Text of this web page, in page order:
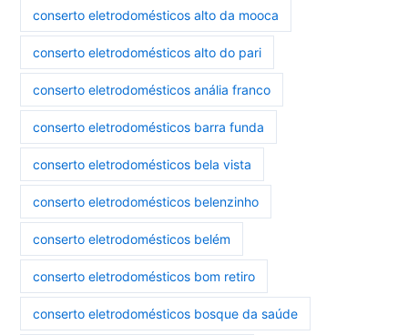
conserto eletrodomésticos alto da mooca
conserto eletrodomésticos alto do pari
conserto eletrodomésticos anália franco
conserto eletrodomésticos barra funda
conserto eletrodomésticos bela vista
conserto eletrodomésticos belenzinho
conserto eletrodomésticos belém
conserto eletrodomésticos bom retiro
conserto eletrodomésticos bosque da saúde